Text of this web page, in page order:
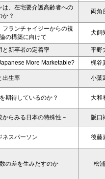
、在宅要介護高齢者への
か？
両角
フランチャイジーからの視
の構築に向けて
犬飼
と新卒者の定着率
平野
More Marketable?
梶谷
出生率 小葉
期待しているのか？ 大和
らみる日本の特殊性－ 阪口
ネスパーソン 後藤
の差を生みだすのか 松